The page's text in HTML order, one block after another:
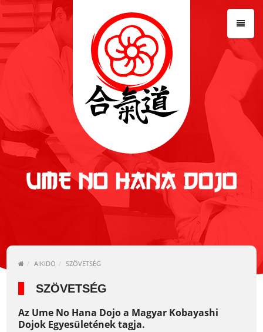
AIKIDO SZÖVETSÉG
SZÖVETSÉG
Az Ume No Hana Dojo a Magyar Kobayashi
Dojok Egyesületének tagja.
NYITÓLAP
AIKIDO
DOJO
EDZÉSEK
HÍREK
GALÉRIA
LETÖLTÉSEK
KAPCSOLAT